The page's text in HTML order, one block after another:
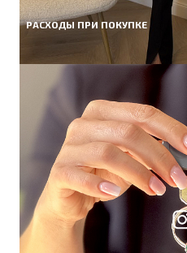
РАСХОДЫ ПРИ ПОКУПКЕ